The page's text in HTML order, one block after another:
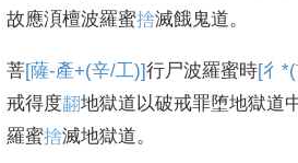
故應湏檀波羅蜜捨滅餓鬼道。
菩[薩-產+(辛/工)]行尸波羅蜜時[彳
戒得度𮋒地獄道以破戒罪堕地獄道
羅蜜捨滅地獄道。